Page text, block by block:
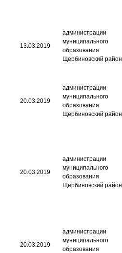
13.03.2019
администрации
муниципального
образования
Щербиновский район
20.03.2019
администрации
муниципального
образования
Щербиновский район
20.03.2019
администрации
муниципального
образования
Щербиновский район
20.03.2019
администрации
муниципального
образования